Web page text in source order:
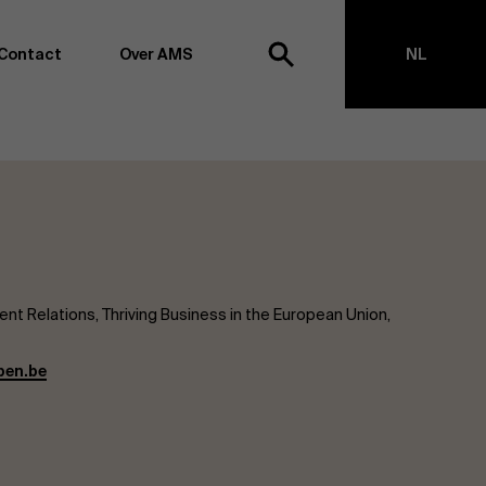
we de vinger aan de pols omtrent
te realiseren. Onze ambitie is dan ook duidelijk:
Over AMS NL
Relations, Thriving Business in the European Union,